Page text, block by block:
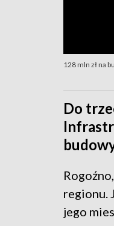
128 mln zł na
Do
regionu.
jego